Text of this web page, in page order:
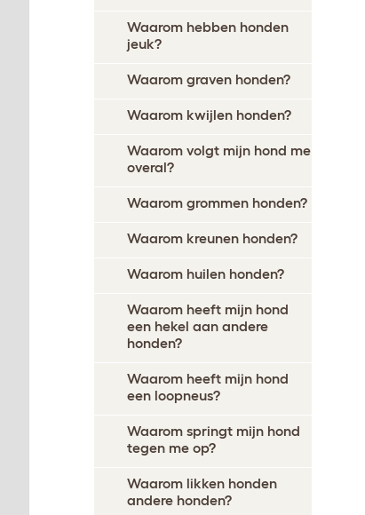
Waarom hebben honden
jeuk?
Waarom graven honden?
Waarom kwijlen honden?
Waarom volgt mijn hond me
overal?
Waarom grommen honden?
Waarom kreunen honden?
Waarom huilen honden?
Waarom heeft mijn hond
een hekel aan andere
honden?
Waarom heeft mijn hond
een loopneus?
Waarom springt mijn hond
tegen me op?
Waarom likken honden
andere honden?